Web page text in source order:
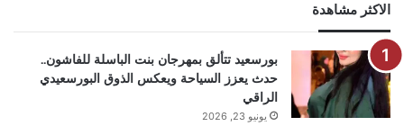
الاكثر مشاهدة
بورسعيد تتألق بمهرجان بنت الباسلة للفاشون..
حدث يعزز السياحة ويعكس الذوق البورسعيدي
الراقي
يونيو 23, 2026